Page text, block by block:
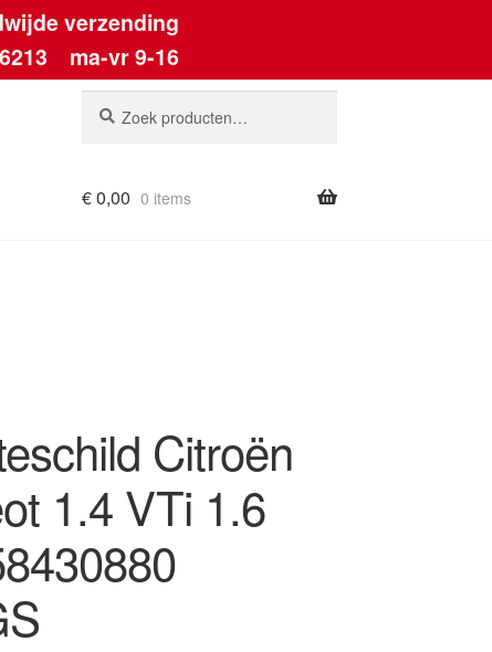
verzending
ma-vr 9-16
naar:
€0,00 0 items
Citroën
1.4 VTi 1.6